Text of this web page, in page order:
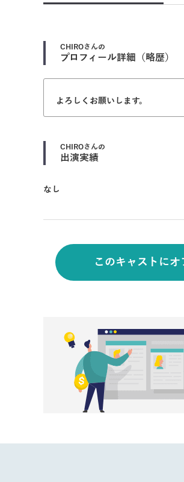
CHIROさんの
プロフィール詳細（略歴）
よろしくお願いします。
CHIROさんの
出演実績
なし
このキャストにオ